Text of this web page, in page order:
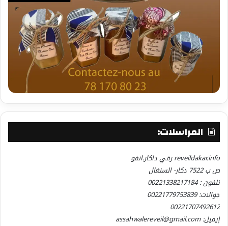
المراسلات:
reveildakar.info رفي داكار.انفو
ص ب 7522 دكار- السنغال
تلفون : 00221338217184
جوالات: 00221779753839
00221707492612
إيميل: assahwalereveil@gmail.com